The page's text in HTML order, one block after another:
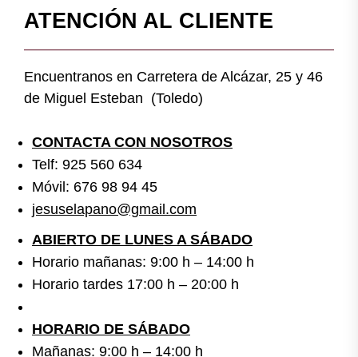
ATENCIÓN AL CLIENTE
Encuentranos en Carretera de Alcázar, 25 y 46
de Miguel Esteban (Toledo)
CONTACTA CON NOSOTROS
Telf: 925 560 634
Móvil: 676 98 94 45
jesuselapano@gmail.com
ABIERTO DE LUNES A SÁBADO
Horario mañanas: 9:00 h – 14:00 h
Horario tardes 17:00 h – 20:00 h
HORARIO DE SÁBADO
Mañanas: 9:00 h – 14:00 h